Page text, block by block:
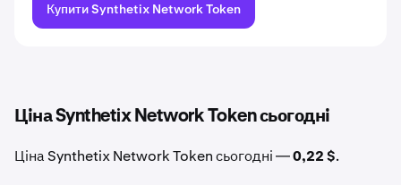
Купити Synthetix Network Token
Ціна Synthetix Network Token сьогодні
Ціна Synthetix Network Token сьогодні —0,22 $.